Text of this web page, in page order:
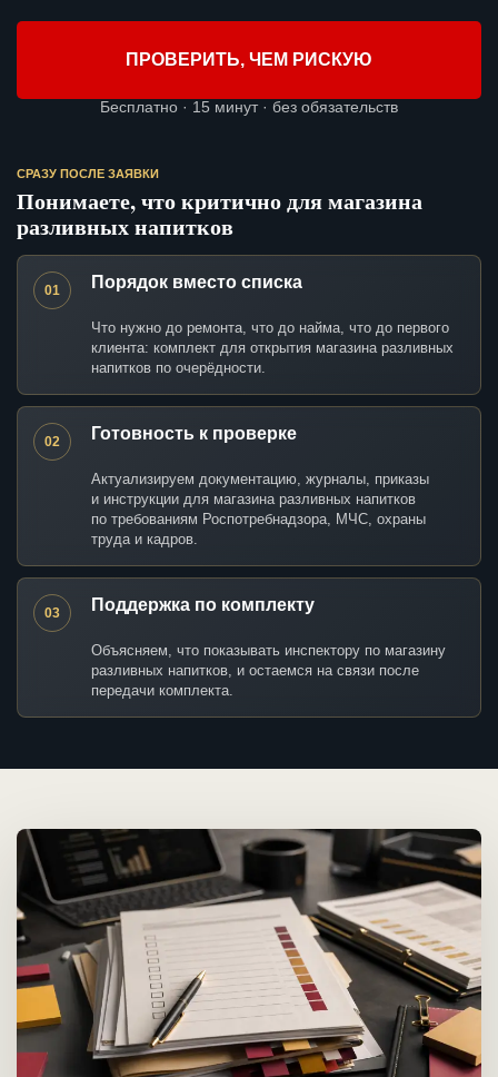
ПРОВЕРИТЬ, ЧЕМ РИСКУЮ
Бесплатно · 15 минут · без обязательств
СРАЗУ ПОСЛЕ ЗАЯВКИ
Понимаете, что критично для магазина
разливных напитков
01 Порядок вместо списка
Что нужно до ремонта, что до найма, что до первого
клиента: комплект для открытия магазина разливных
напитков по очерёдности.
02 Готовность к проверке
Актуализируем документацию, журналы, приказы
и инструкции для магазина разливных напитков
по требованиям Роспотребнадзора, МЧС, охраны
труда и кадров.
03 Поддержка по комплекту
Объясняем, что показывать инспектору по магазину
разливных напитков, и остаемся на связи после
передачи комплекта.